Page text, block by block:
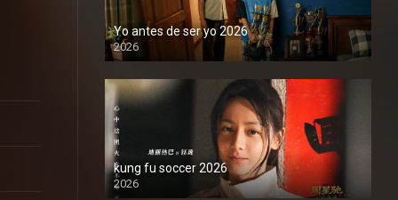
Yo antes de ser yo 2026
2026
1080P
kung fu soccer 2026
2026
1080P